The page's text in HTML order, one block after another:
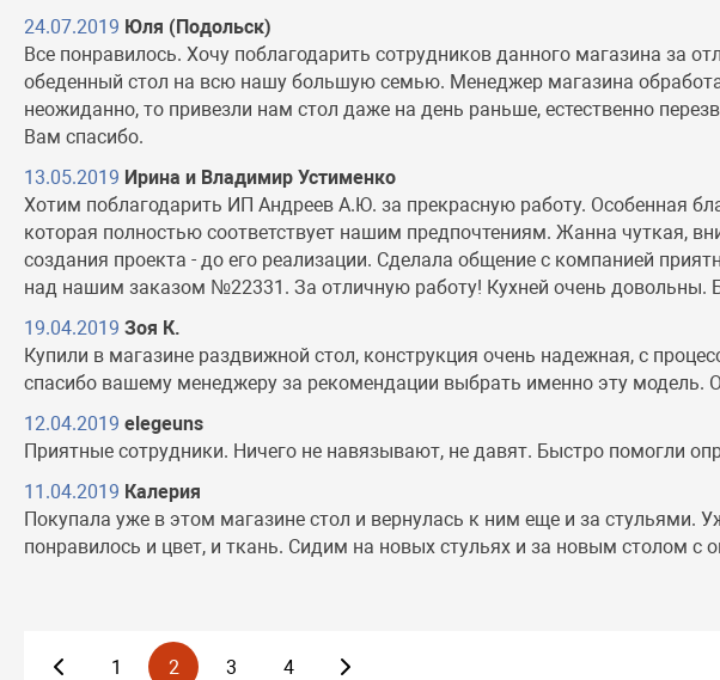
24.07.2019 Юля (Подольск)
Все понравилось. Хочу поблагодарить сотрудников данного магазина за
обеденный стол на всю нашу большую семью. Менеджер магазина
неожиданно, то привезли нам стол даже на день раньше, естественно
Вам спасибо.
13.05.2019 Ирина и Владимир Устименко
Хотим поблагодарить ИП Андреев А.Ю. за прекрасную работу. Особенная
которая полностью соответствует нашим предпочтениям. Жанна чуткая,
создания проекта - до его реализации. Сделала общение с компанией
над нашим заказом №22331. За отличную работу! Кухней очень довольны.
19.04.2019 Зоя К.
Купили в магазине раздвижной стол, конструкция очень надежная, с
спасибо вашему менеджеру за рекомендации выбрать именно эту модель.
12.04.2019 elegeuns
Приятные сотрудники. Ничего не навязывают, не давят. Быстро помогли
11.04.2019 Калерия
Покупала уже в этом магазине стол и вернулась к ним еще и за стульями.
понравилось и цвет, и ткань. Сидим на новых стульях и за новым столом с
1 2 3 4